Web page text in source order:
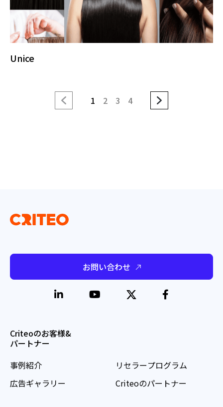
Unice
1 2 3 4
お問い合わせ
Criteoのお客様&
パートナー
事例紹介
広告ギャラリー
リセラープログラム
Criteoのパートナー